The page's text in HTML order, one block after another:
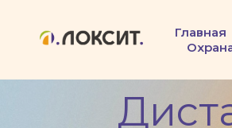
Главная